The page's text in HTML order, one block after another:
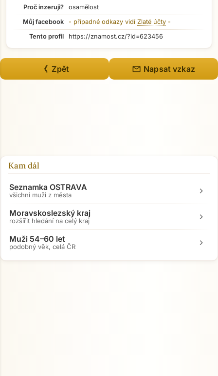
Proč inzeruji?
osamělost
Můj facebook
- případné odkazy vidí Zlaté účty -
Tento profil
https://znamost.cz/?id=623456
《 Zpět mail Napsat vzkaz
Kam dál
Seznamka OSTRAVA
všichni muži z města chevron_right
Moravskoslezský kraj
rozšířit hledání na celý kraj chevron_right
Muži 54–60 let
podobný věk, celá ČR chevron_right